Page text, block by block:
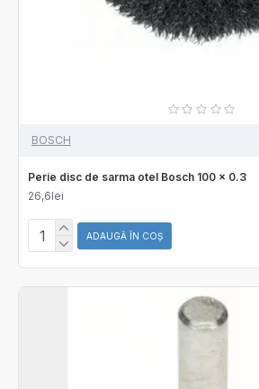
BOSCH
Perie disc de sarma otel Bosch 100 x 0.3
26,6lei
ADAUGĂ ÎN COŞ